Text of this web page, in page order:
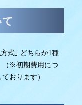
式｣ どちらか1種
（※初期費用につ
おります）